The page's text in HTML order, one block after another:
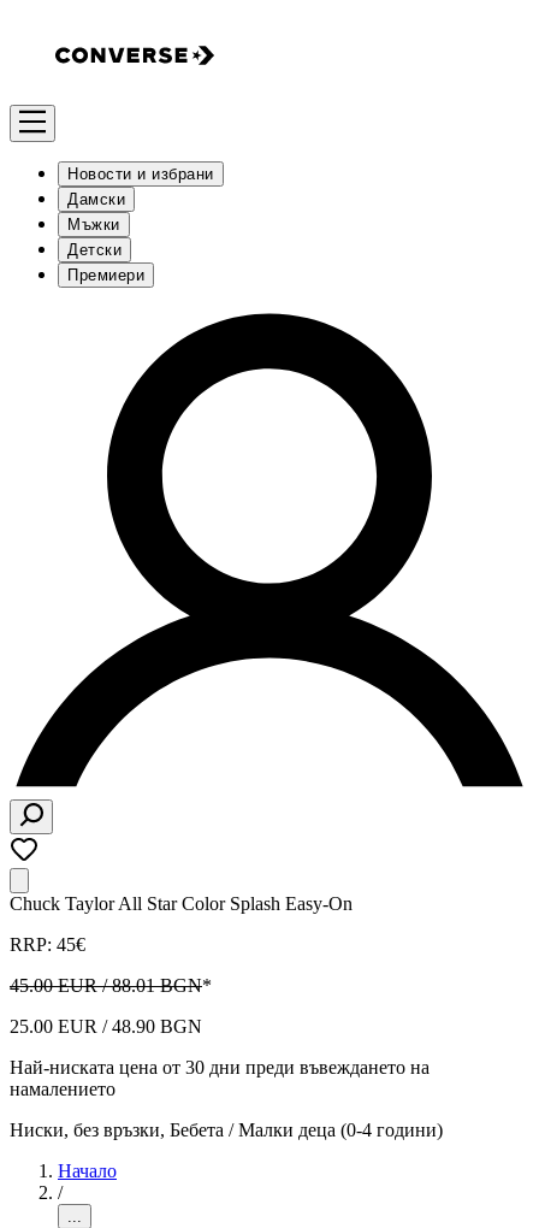
Новости и избрани
Дамски
Мъжки
Детски
Премиери
Chuck Taylor All Star Color Splash Easy-On
RRP: 45€
45.00 EUR / 88.01 BGN*
25.00 EUR / 48.90 BGN
Най-ниската цена от 30 дни преди въвеждането на
намалението
Ниски, без връзки, Бебета / Малки деца (0-4 години)
Начало
/
...